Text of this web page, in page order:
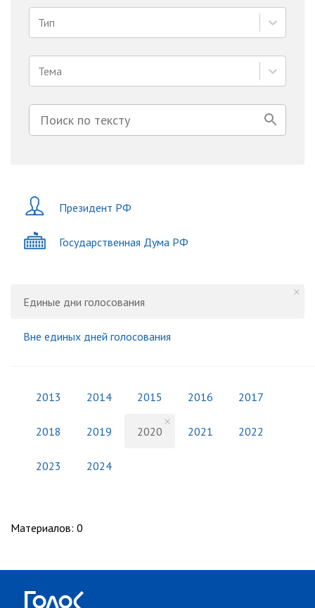
Тип
Тема
Президент РФ
Государственная Дума РФ
Единые дни голосования
Вне единых дней голосования
2013 2014 2015 2016 2017
2018 2019 2020 2021 2022
2023 2024
Материалов: 0